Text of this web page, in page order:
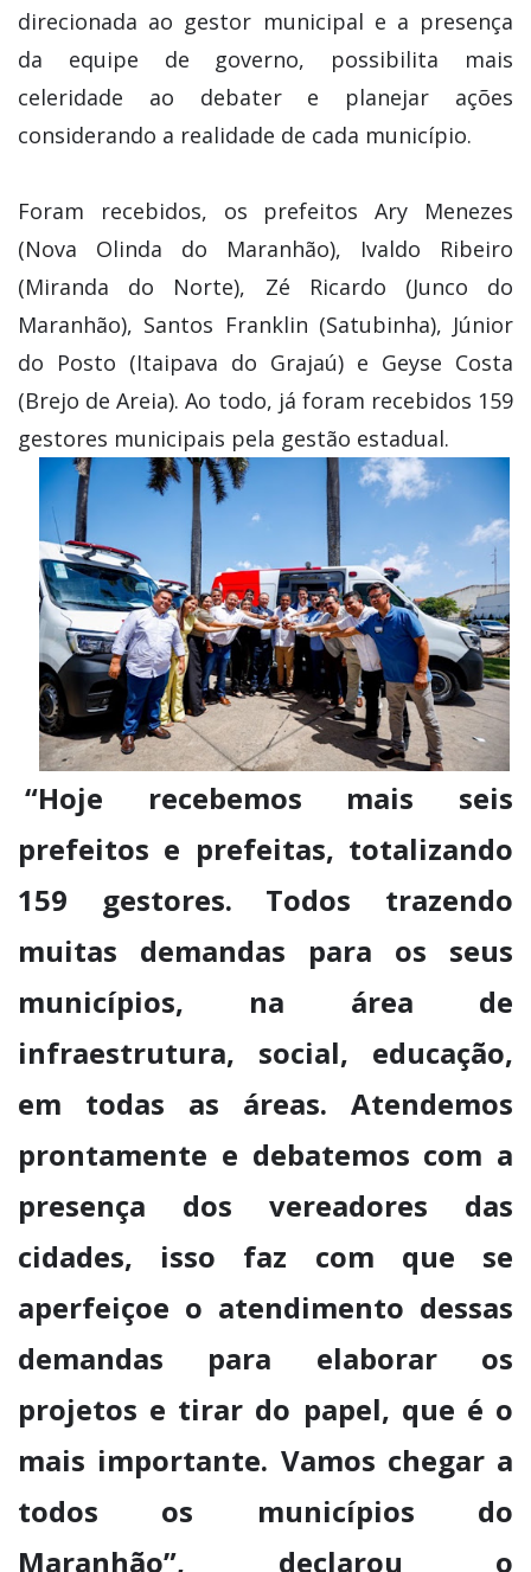
direcionada ao gestor municipal e a presença
da equipe de governo, possibilita mais
celeridade ao debater e planejar ações
considerando a realidade de cada município.
Foram recebidos, os prefeitos Ary Menezes
(Nova Olinda do Maranhão), Ivaldo Ribeiro
(Miranda do Norte), Zé Ricardo (Junco do
Maranhão), Santos Franklin (Satubinha), Júnior
do Posto (Itaipava do Grajaú) e Geyse Costa
(Brejo de Areia). Ao todo, já foram recebidos 159
gestores municipais pela gestão estadual.
“Hoje recebemos mais seis
prefeitos e prefeitas, totalizando
159 gestores. Todos trazendo
muitas demandas para os seus
municípios, na área de
infraestrutura, social, educação,
em todas as áreas. Atendemos
prontamente e debatemos com a
presença dos vereadores das
cidades, isso faz com que se
aperfeiçoe o atendimento dessas
demandas para elaborar os
projetos e tirar do papel, que é o
mais importante. Vamos chegar a
todos os municípios do
Maranhão”, declarou o